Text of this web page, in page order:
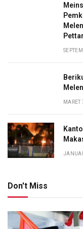
MARET
Don't Miss